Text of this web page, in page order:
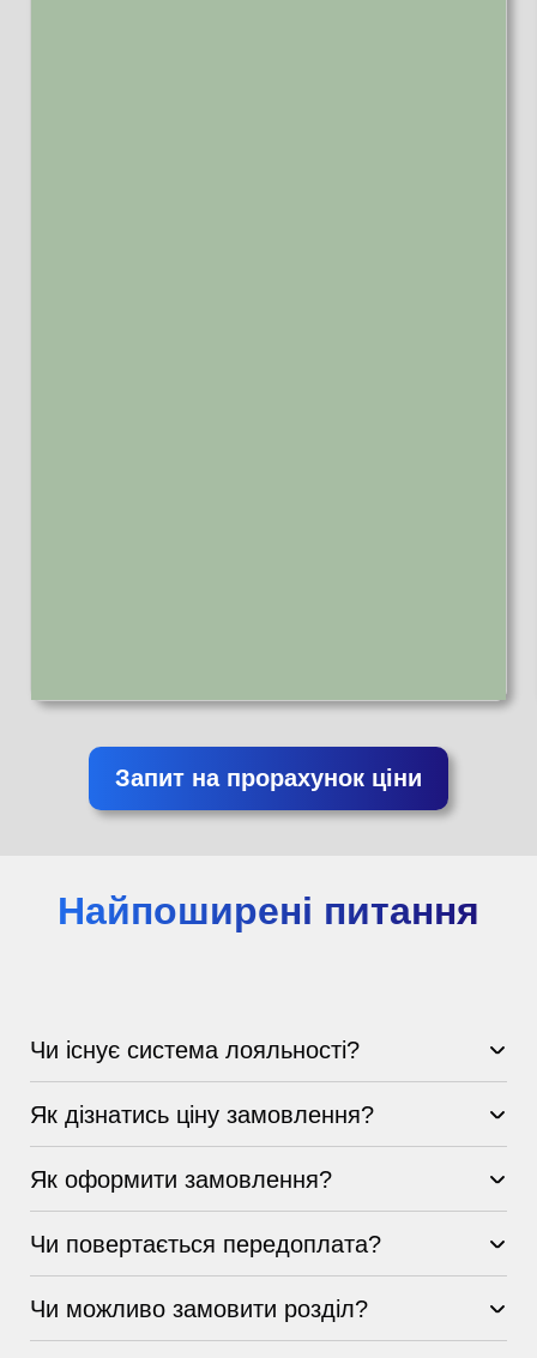
Запит на прорахунок ціни
Найпоширені питання
Чи існує система лояльності?
Як дізнатись ціну замовлення?
Як оформити замовлення?
Чи повертається передоплата?
Чи можливо замовити розділ?